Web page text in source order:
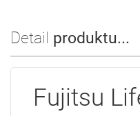
Detail produktu...
Fujitsu